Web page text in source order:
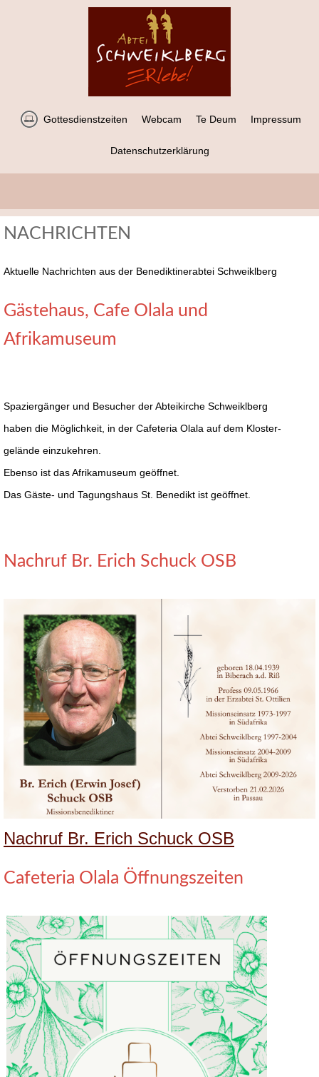
Gottesdienstzeiten Webcam Te Deum Impressum
Datenschutzerklärung
NACHRICHTEN
Aktuelle Nachrichten aus der Benediktinerabtei Schweiklberg
Gästehaus, Cafe Olala und
Afrikamuseum
Spaziergänger und Besucher der Abteikirche Schweiklberg
haben die Möglichkeit, in der Cafeteria Olala auf dem Kloster-
gelände einzukehren.
Ebenso ist das Afrikamuseum geöffnet.
Das Gäste- und Tagungshaus St. Benedikt ist geöffnet.
Nachruf Br. Erich Schuck OSB
Nachruf Br. Erich Schuck OSB
Cafeteria Olala Öffnungszeiten